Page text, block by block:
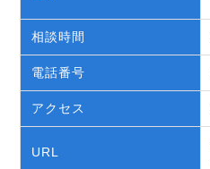
相談時間
電話番号
アクセス
URL